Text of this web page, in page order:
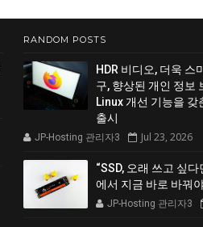
RANDOM POSTS
HDR 비디오, 더욱 스
구, 향상된 개인 정보
Linux 개선 기능을
출시
JP-Hosting 관리자3 Jul 23, 2026
“SSD, 오래 쓰고 싶
에서 지금 바로 바꿔
JP-Hosting 관리자3